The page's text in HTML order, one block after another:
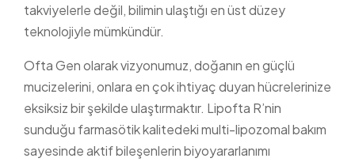
takviyelerle değil, bilimin ulaştığı en üst düzey
teknolojiyle mümkündür.
Ofta Gen olarak vizyonumuz, doğanın en güçlü
mucizelerini, onlara en çok ihtiyaç duyan hücrelerinize
eksiksiz bir şekilde ulaştırmaktır. Lipofta R’nin
sunduğu farmasötik kalitedeki multi-lipozomal bakım
sayesinde aktif bileşenlerin biyoyararlanımı